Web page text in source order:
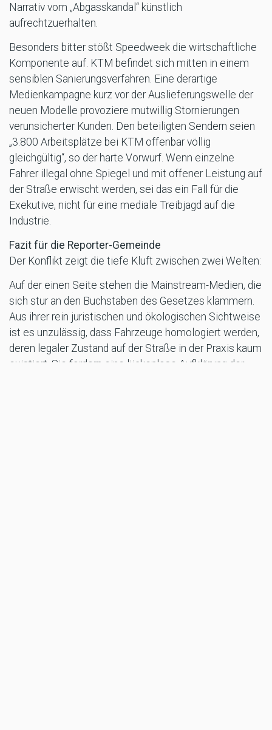
Narrativ vom „Abgasskandal“ künstlich
aufrechtzuerhalten.
Besonders bitter stößt Speedweek die wirtschaftliche
Komponente auf. KTM befindet sich mitten in einem
sensiblen Sanierungsverfahren. Eine derartige
Medienkampagne kurz vor der Auslieferungswelle der
neuen Modelle provoziere mutwillig Stornierungen
verunsicherter Kunden. Den beteiligten Sendern seien
„3.800 Arbeitsplätze bei KTM offenbar völlig
gleichgültig“, so der harte Vorwurf. Wenn einzelne
Fahrer illegal ohne Spiegel und mit offener Leistung auf
der Straße erwischt werden, sei das ein Fall für die
Exekutive, nicht für eine mediale Treibjagd auf die
Industrie.
Fazit für die Reporter-Gemeinde
Der Konflikt zeigt die tiefe Kluft zwischen zwei Welten:
Auf der einen Seite stehen die Mainstream-Medien, die
sich stur an den Buchstaben des Gesetzes klammern.
Aus ihrer rein juristischen und ökologischen Sichtweise
ist es unzulässig, dass Fahrzeuge homologiert werden,
deren legaler Zustand auf der Straße in der Praxis kaum
existiert. Sie fordern eine lückenlose Aufklärung der